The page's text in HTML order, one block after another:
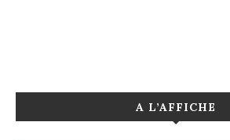
A L’AFFICHE